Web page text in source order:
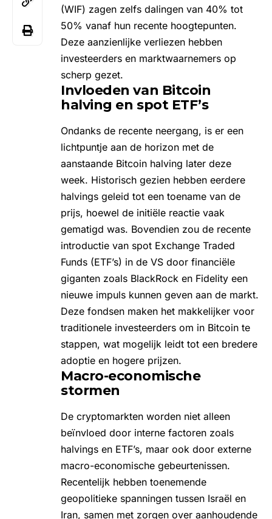
(WIF) zagen zelfs dalingen van 40% tot
50% vanaf hun recente hoogtepunten.
Deze aanzienlijke verliezen hebben
investeerders en marktwaarnemers op
scherp gezet.
Invloeden van Bitcoin
halving en spot ETF’s
Ondanks de recente neergang, is er een
lichtpuntje aan de horizon met de
aanstaande Bitcoin halving later deze
week. Historisch gezien hebben eerdere
halvings geleid tot een toename van de
prijs, hoewel de initiële reactie vaak
gematigd was. Bovendien zou de recente
introductie van spot Exchange Traded
Funds (ETF’s) in de VS door financiële
giganten zoals BlackRock en Fidelity een
nieuwe impuls kunnen geven aan de markt.
Deze fondsen maken het makkelijker voor
traditionele investeerders om in Bitcoin te
stappen, wat mogelijk leidt tot een bredere
adoptie en hogere prijzen.
Macro-economische
stormen
De cryptomarkten worden niet alleen
beïnvloed door interne factoren zoals
halvings en ETF’s, maar ook door externe
macro-economische gebeurtenissen.
Recentelijk hebben toenemende
geopolitieke spanningen tussen Israël en
Iran, samen met zorgen over aanhoudende